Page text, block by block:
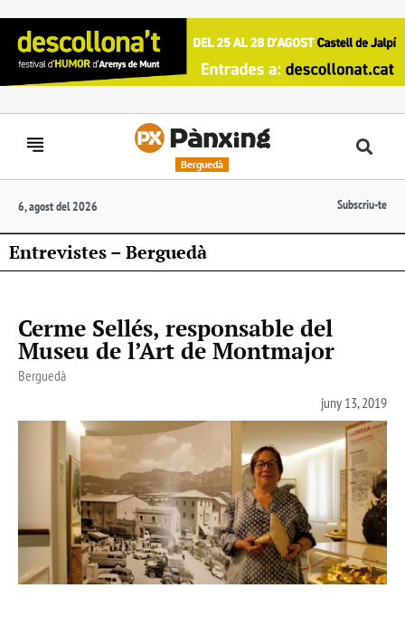
Berguedà
6, agost del 2026 Subscriu-te
Entrevistes – Berguedà
Cerme Sellés, responsable del
Museu de l’Art de Montmajor
Berguedà
juny 13, 2019